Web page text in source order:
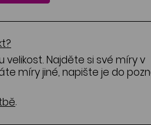
velikost. Najděte si své míry v
míry jiné, napište je do
.